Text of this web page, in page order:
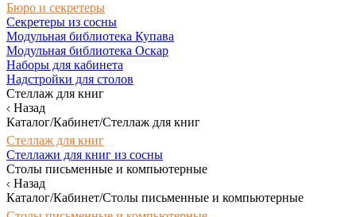
Бюро и секретеры
Секретеры из сосны
Модульная библиотека Купава
Модульная библиотека Оскар
Наборы для кабинета
Надстройки для столов
Стеллаж для книг
Назад
Каталог/Кабинет/Стеллаж для книг
Стеллаж для книг
Стеллажи для книг из сосны
Столы письменные и компьютерные
Назад
Каталог/Кабинет/Столы письменные и компьютерные